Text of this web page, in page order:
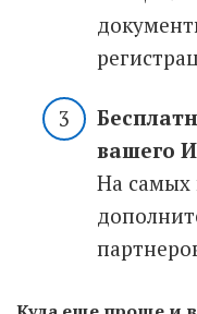
вашего
На самых